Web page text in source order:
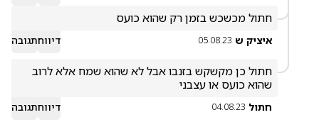
חתול מכשכש בזמן רק שהוא כועס
איציק ש 05.08.23 דיווחתגובה
שהוא כועס או עצבני
חתול 04.08.23 דיווחתגובה